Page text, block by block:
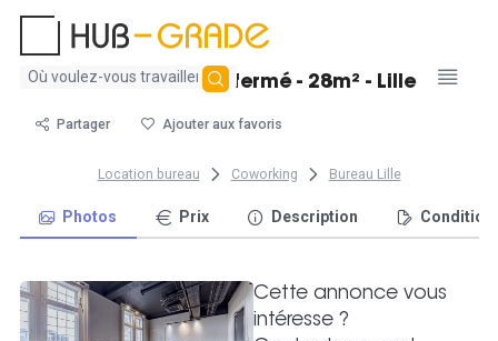
Aucun
trouvé
Grand bureau fermé - 28m² - Lille
Partager Ajouter aux favoris
Location bureau Coworking Bureau Lille
Photos Prix Description
Cette annonce vous
intéresse ?